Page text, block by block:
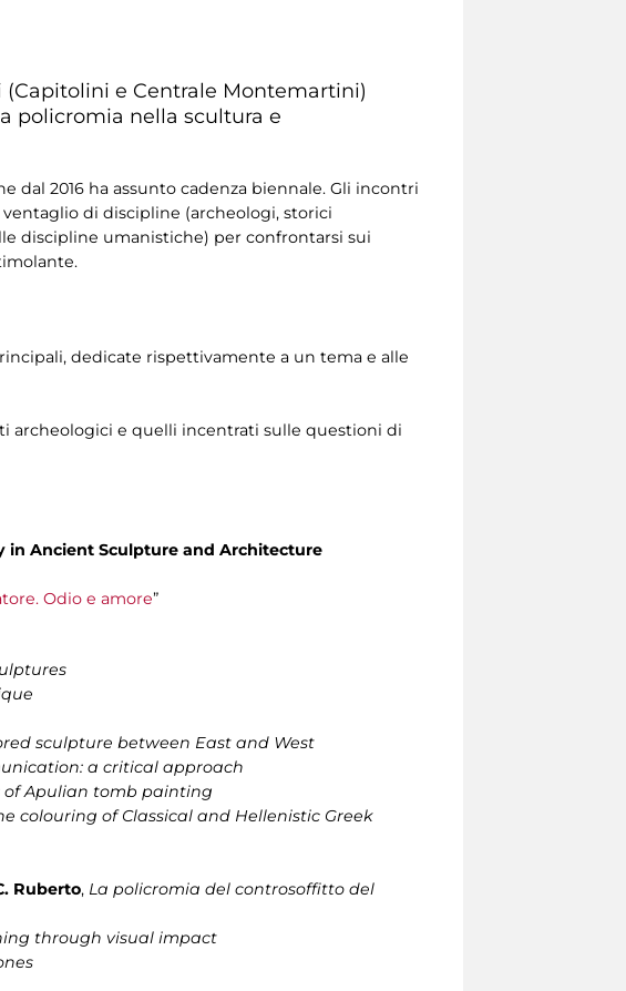
e Centrale Montemartini)
policromia nella scultura e
dal 2016 ha assunto cadenza biennale. Gli incontri
di discipline (archeologi, storici
discipline umanistiche) per confrontarsi sui
dedicate rispettivamente a un tema e alle
archeologici e quelli incentrati sulle questioni di
in Ancient Sculpture and Architecture
Odio e amore”
sculpture between East and West
a critical approach
Apulian tomb painting
of Classical and Hellenistic Greek
Ruberto, La policromia del controsoffitto del
through visual impact